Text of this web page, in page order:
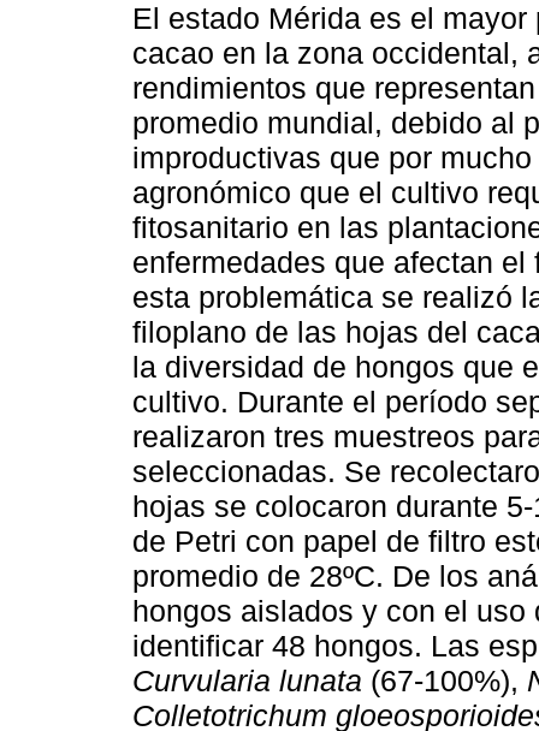
El estado Mérida es el mayor
cacao en la zona occidental,
rendimientos que
promedio mundial, debido al
improductivas que por
agronómico que el cultivo
fitosanitario en las
enfermedades que afectan
esta problemática se realizó
filoplano de las hojas del
la diversidad de hongos que
cultivo. Durante el período
realizaron tres muestreos
seleccionadas. Se
hojas se colocaron durante
de Petri con papel de filtro
promedio de 28ºC. De los
hongos aislados y con el
identificar 48 hongos. Las
Curvularia lunata (67-100%),
Colletotrichum